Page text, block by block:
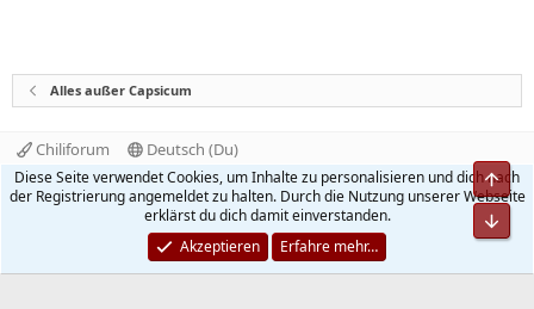
Alles außer Capsicum
Chiliforum
Deutsch (Du)
Kontakt
Nutzungsbedingungen
Datenschutz
Hilfe und Impressum
Start
R
S
Community platform by XenForo® © 2010-2026 XenForo Ltd.
Quality Add-Ons made withbyWMTech.
Diese Seite verwendet Cookies, um Inhalte zu personalisieren und dich nach
der Registrierung angemeldet zu halten. Durch die Nutzung unserer Webseite
erklärst du dich damit einverstanden.
Akzeptieren
Erfahre mehr…